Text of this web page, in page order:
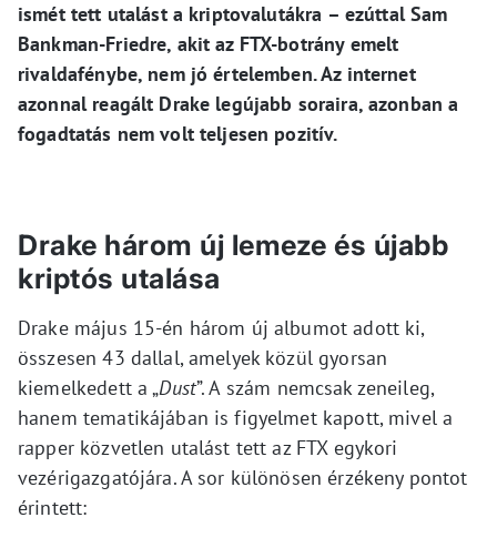
ismét tett utalást a kriptovalutákra – ezúttal Sam
Bankman-Friedre, akit az FTX-botrány emelt
rivaldafénybe, nem jó értelemben. Az internet
azonnal reagált Drake legújabb soraira, azonban a
fogadtatás nem volt teljesen pozitív.
Drake három új lemeze és újabb
kriptós utalása
Drake május 15-én három új albumot adott ki,
összesen 43 dallal, amelyek közül gyorsan
kiemelkedett a „Dust”. A szám nemcsak zeneileg,
hanem tematikájában is figyelmet kapott, mivel a
rapper közvetlen utalást tett az FTX egykori
vezérigazgatójára. A sor különösen érzékeny pontot
érintett: